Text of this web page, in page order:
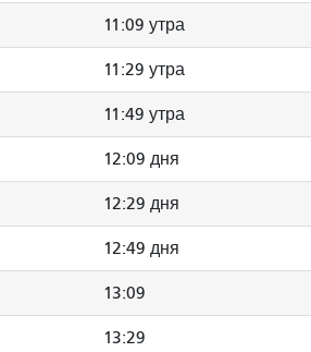
11:09 утра
11:29 утра
11:49 утра
12:09 дня
12:29 дня
12:49 дня
13:09
13:29